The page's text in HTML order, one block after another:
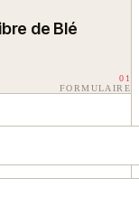
de Blé
01
FORMULAIRE